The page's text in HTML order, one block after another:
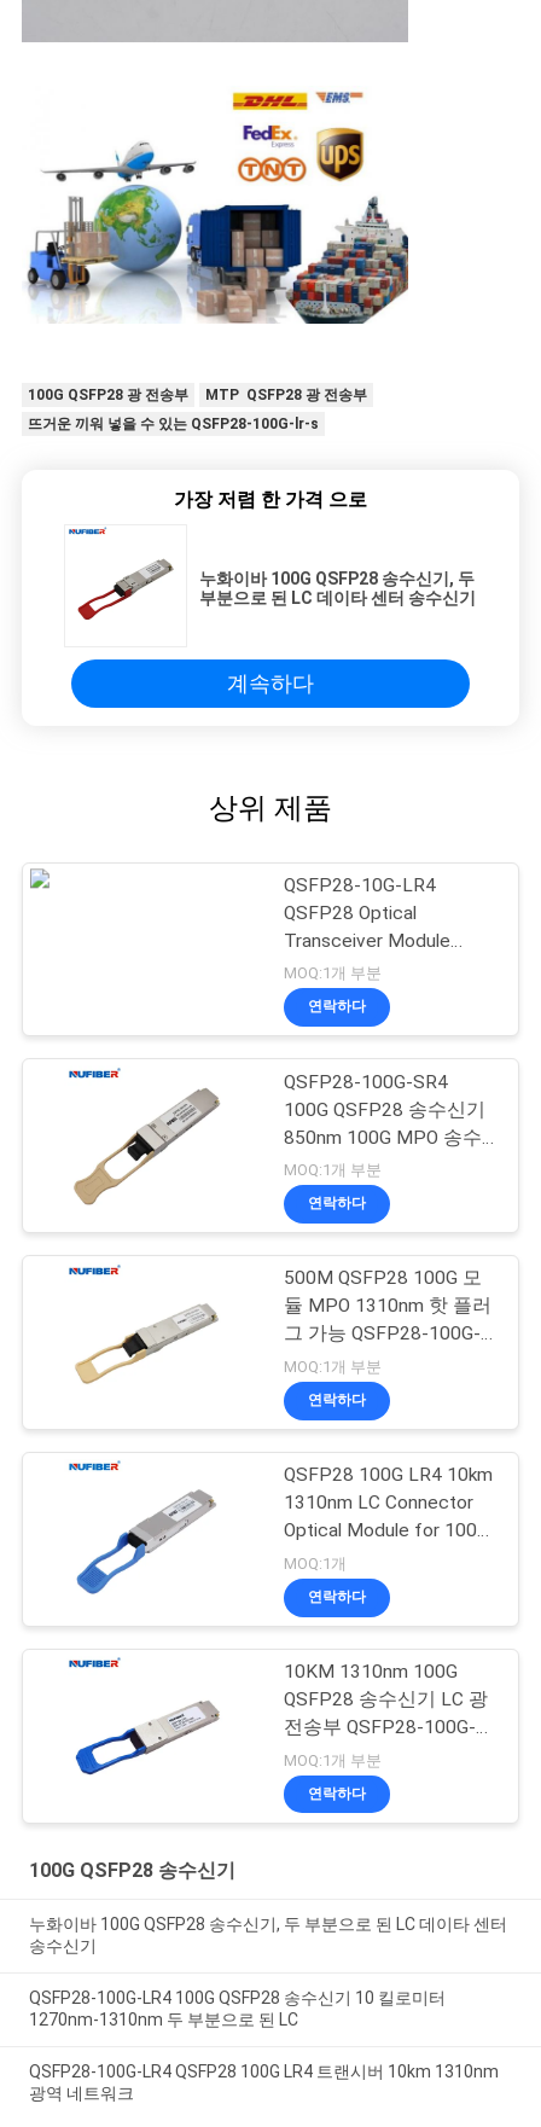
100G QSFP28 광 전송부
MTP QSFP28 광 전송부
뜨거운 끼워 넣을 수 있는 QSFP28-100G-lr-s
가장 저렴 한 가격 으로
누화이바 100G QSFP28 송수신기, 두
부분으로 된 LC 데이타 센터 송수신기
계속하다
상위 제품
QSFP28-10G-LR4
QSFP28 Optical
Transceiver Module
10km 1310nm SMF
Duplex LC
MOQ:1개 부분
연락하다
QSFP28-100G-SR4
100G QSFP28 송수신기
850nm 100G MPO 송수
신기
MOQ:1개 부분
연락하다
500M QSFP28 100G 모
듈 MPO 1310nm 핫 플러
그 가능 QSFP28-100G-
SR4
MOQ:1개 부분
연락하다
QSFP28 100G LR4 10km
1310nm LC Connector
Optical Module for 100G
QSFP28 Transceiver
MOQ:1개
연락하다
10KM 1310nm 100G
QSFP28 송수신기 LC 광
전송부 QSFP28-100G-
LR4
MOQ:1개 부분
연락하다
100G QSFP28 송수신기
누화이바 100G QSFP28 송수신기, 두 부분으로 된 LC 데이타 센터
송수신기
QSFP28-100G-LR4 100G QSFP28 송수신기 10 킬로미터
1270nm-1310nm 두 부분으로 된 LC
QSFP28-100G-LR4 QSFP28 100G LR4 트랜시버 10km 1310nm
광역 네트워크